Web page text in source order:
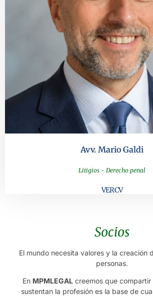
Avv. Mario Galdi
Litigios - Derecho penal
VER CV
Socios
El mundo necesita valores y la creación
personas.
En MPMLEGALcreemos que compartir
sustentan la profesión es la base de